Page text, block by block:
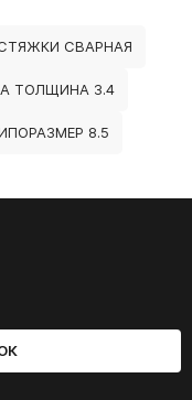
СВАРНАЯ
ТОЛЩИНА 3.4
8.5